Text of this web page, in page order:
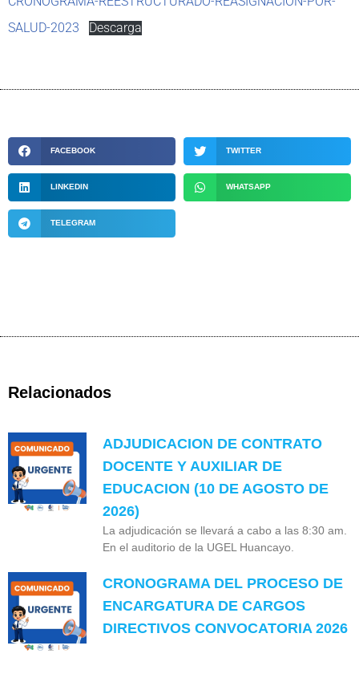
SALUD-2023
Descarga
FACEBOOK TWITTER
LINKEDIN WHATSAPP
TELEGRAM
Relacionados
ADJUDICACION DE CONTRATO
DOCENTE Y AUXILIAR DE
EDUCACION (10 DE AGOSTO DE
2026)
La adjudicación se llevará a cabo a las 8:30 am.
En el auditorio de la UGEL Huancayo.
CRONOGRAMA DEL PROCESO DE
ENCARGATURA DE CARGOS
DIRECTIVOS CONVOCATORIA 2026